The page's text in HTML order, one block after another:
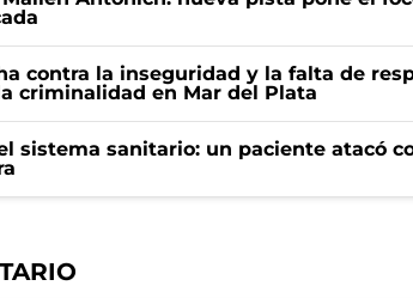
contra la inseguridad y la falta de
criminalidad en Mar del Plata
sistema sanitario: un paciente atacó